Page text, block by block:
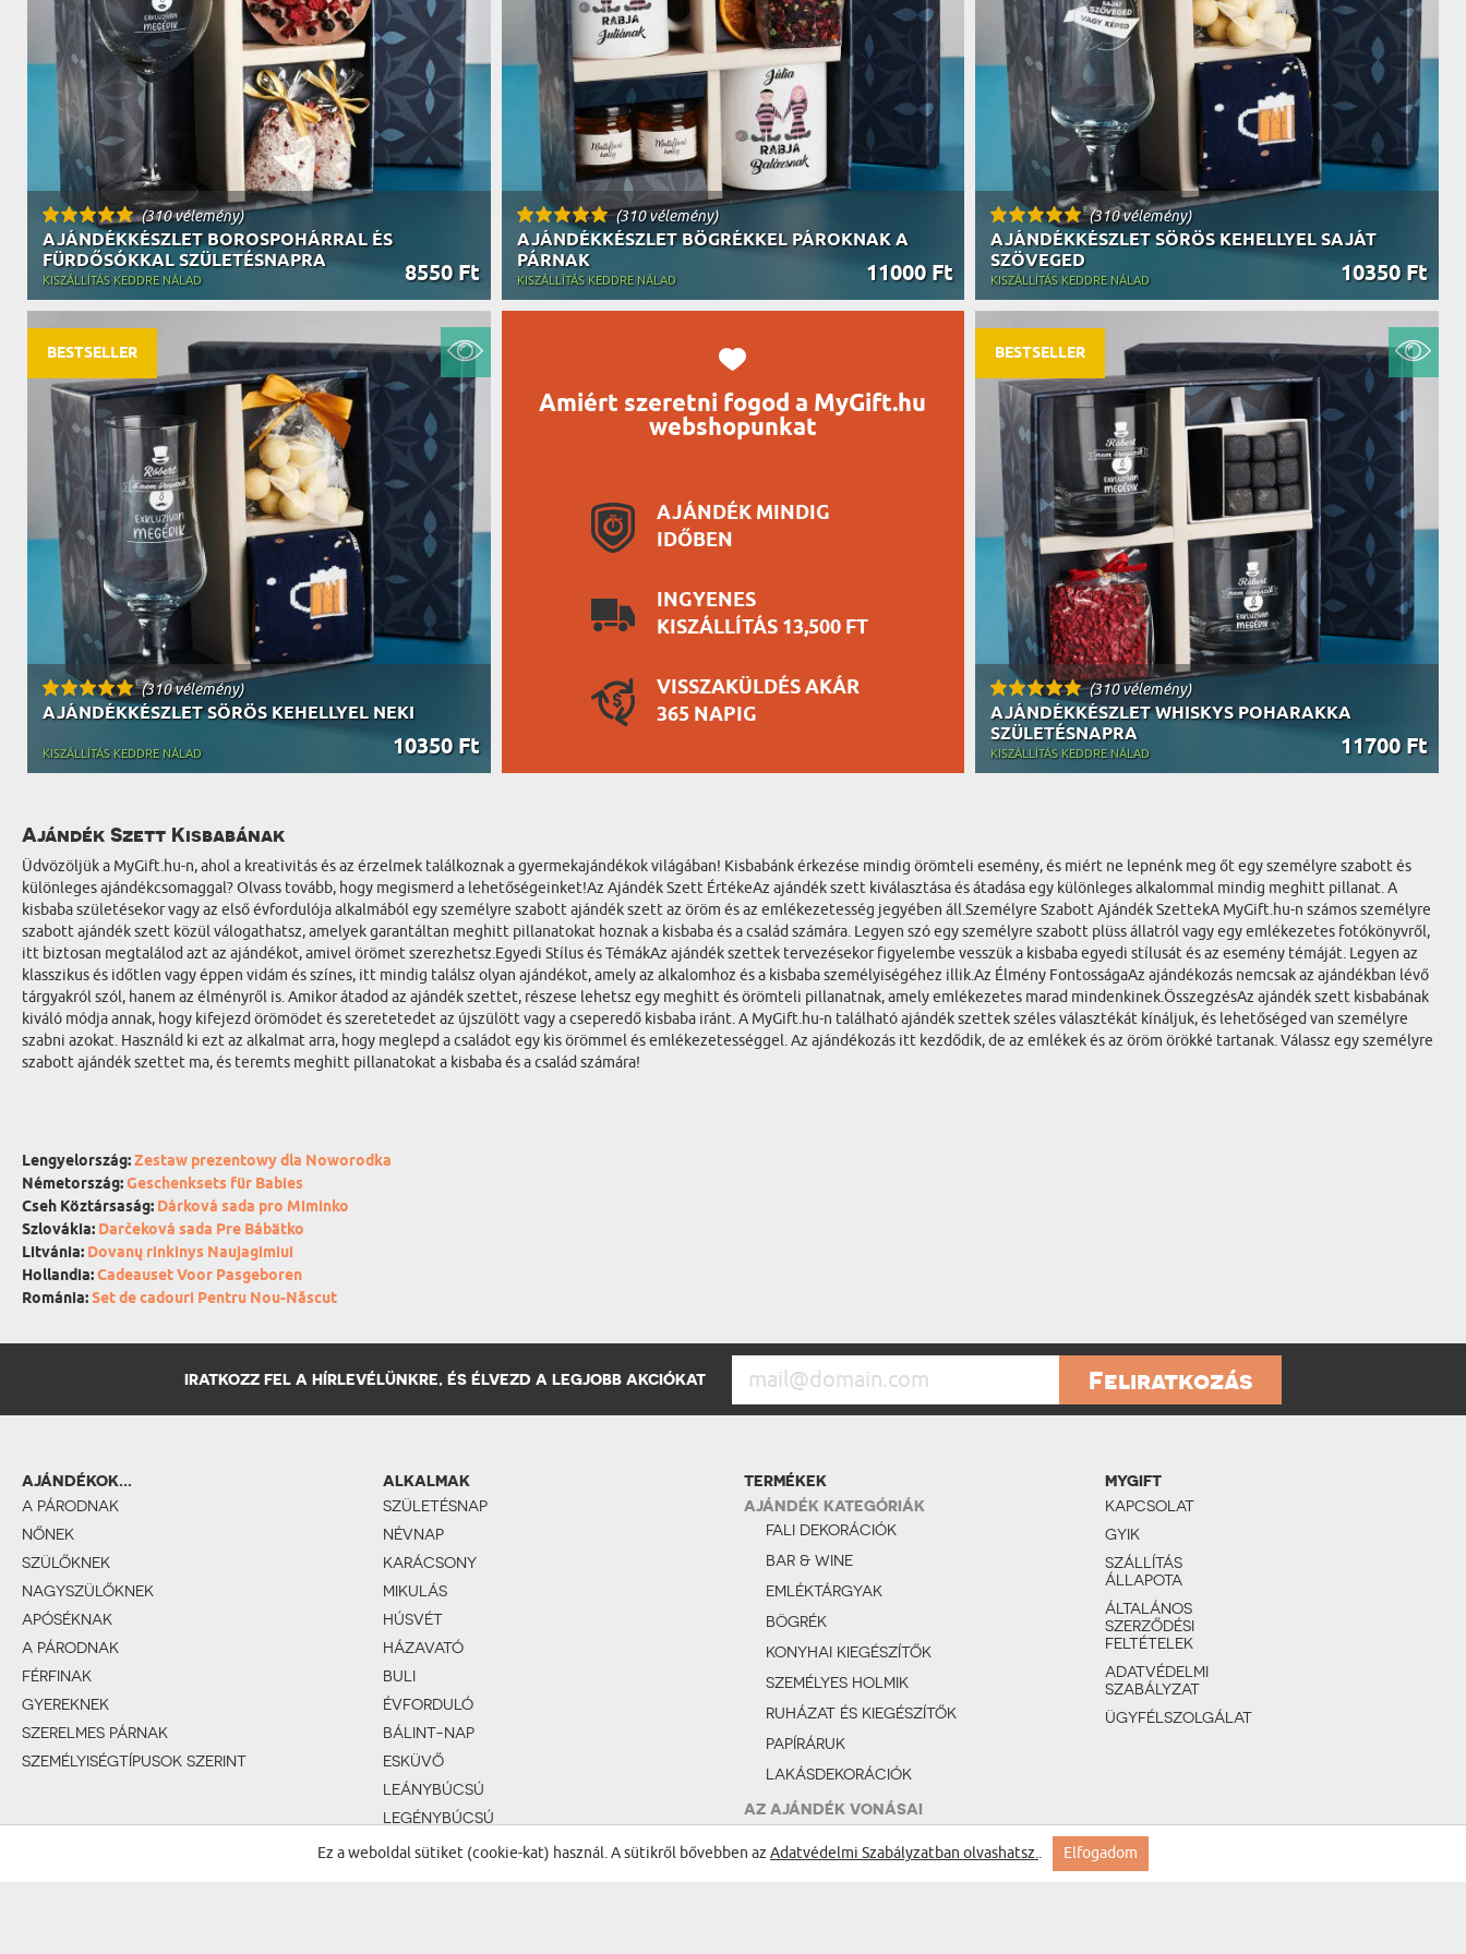
APÓSÉKNAK
UTAZÓNAK
BICIKLISTÁNAK
IDŐSEBBNEK
SPORTOLÓNAK
TŰZOLTÓNAK
FŐNÖKNEK
HORGÁSZNAK
VICCELŐDŐNEK
ÉLELMISZEREK
AZ AJÁNDÉK VONÁSAI
(310 vélemény)
AJÁNDÉKKÉSZLET BOROSPOHÁRRAL ÉS
FÜRDŐSÓKKAL SZÜLETÉSNAPRA
8550 Ft
KISZÁLLÍTÁS KEDDRE NÁLAD
(310 vélemény)
AJÁNDÉKKÉSZLET BÖGRÉKKEL PÁROKNAK A
PÁRNAK
11000 Ft
KISZÁLLÍTÁS KEDDRE NÁLAD
Amiért szeretni fogod a MyGift.hu
webshopunkat
AJÁNDÉK MINDIG
IDŐBEN
INGYENES
KISZÁLLÍTÁS 13,500 FT
VISSZAKÜLDÉS AKÁR
365 NAPIG
(310 vélemény)
AJÁNDÉKKÉSZLET SÖRÖS KEHELLYEL SAJÁT
SZÖVEGED
10350 Ft
KISZÁLLÍTÁS KEDDRE NÁLAD
(310 vélemény)
AJÁNDÉKKÉSZLET SÖRÖS KEHELLYEL NEKI
10350 Ft
KISZÁLLÍTÁS KEDDRE NÁLAD
BESTSELLER
(310 vélemény)
AJÁNDÉKKÉSZLET WHISKYS POHARAKKA
SZÜLETÉSNAPRA
11700 Ft
KISZÁLLÍTÁS KEDDRE NÁLAD
BESTSELLER
Ajándék Szett Kisbabának
Üdvözöljük a MyGift.hu-n, ahol a kreativitás és az érzelmek találkoznak a gyermekajándékok világában! Kisbabánk érkezése mindig örömteli esemény, és miért ne lepnénk meg őt egy személyre szabott és
különleges ajándékcsomaggal? Olvass tovább, hogy megismerd a lehetőségeinket!Az Ajándék Szett ÉrtékeAz ajándék szett kiválasztása és átadása egy különleges alkalommal mindig meghitt pillanat. A
kisbaba születésekor vagy az első évfordulója alkalmából egy személyre szabott ajándék szett az öröm és az emlékezetesség jegyében áll.Személyre Szabott Ajándék SzettekA MyGift.hu-n számos személyre
szabott ajándék szett közül válogathatsz, amelyek garantáltan meghitt pillanatokat hoznak a kisbaba és a család számára. Legyen szó egy személyre szabott plüss állatról vagy egy emlékezetes fotókönyvről,
itt biztosan megtalálod azt az ajándékot, amivel örömet szerezhetsz.Egyedi Stílus és TémákAz ajándék szettek tervezésekor figyelembe vesszük a kisbaba egyedi stílusát és az esemény témáját. Legyen az
klasszikus és időtlen vagy éppen vidám és színes, itt mindig találsz olyan ajándékot, amely az alkalomhoz és a kisbaba személyiségéhez illik.Az Élmény FontosságaAz ajándékozás nemcsak az ajándékban lévő
tárgyakról szól, hanem az élményről is. Amikor átadod az ajándék szettet, részese lehetsz egy meghitt és örömteli pillanatnak, amely emlékezetes marad mindenkinek.ÖsszegzésAz ajándék szett kisbabának
kiváló módja annak, hogy kifejezd örömödet és szeretetedet az újszülött vagy a cseperedő kisbaba iránt. A MyGift.hu-n található ajándék szettek széles választékát kínáljuk, és lehetőséged van személyre
szabni azokat. Használd ki ezt az alkalmat arra, hogy meglepd a családot egy kis örömmel és emlékezetességgel. Az ajándékozás itt kezdődik, de az emlékek és az öröm örökké tartanak. Válassz egy személyre
szabott ajándék szettet ma, és teremts meghitt pillanatokat a kisbaba és a család számára!
Lengyelország:Zestaw prezentowy dla Noworodka
Németország:Geschenksets für Babies
Cseh Köztársaság: Dárková sada pro Miminko
Szlovákia: Darčeková sada Pre Bábätko
Litvánia: Dovanų rinkinys Naujagimiui
Hollandia:Cadeauset Voor Pasgeboren
Románia:Set de cadouri Pentru Nou-Născut
IRATKOZZ FEL A HÍRLEVÉLÜNKRE, ÉS ÉLVEZD A LEGJOBB AKCIÓKAT Feliratkozás
AJÁNDÉKOK...
A PÁRODNAK
NŐNEK
SZÜLŐKNEK
NAGYSZÜLŐKNEK
APÓSÉKNAK
A PÁRODNAK
FÉRFINAK
GYEREKNEK
SZERELMES PÁRNAK
SZEMÉLYISÉGTÍPUSOK SZERINT
ALKALMAK
SZÜLETÉSNAP
NÉVNAP
KARÁCSONY
MIKULÁS
HÚSVÉT
HÁZAVATÓ
BULI
ÉVFORDULÓ
BÁLINT-NAP
ESKÜVŐ
LEÁNYBÚCSÚ
LEGÉNYBÚCSÚ
BABASZÜLETÉS
TERMÉKEK
AJÁNDÉK KATEGÓRIÁK
FALI DEKORÁCIÓK
BAR & WINE
EMLÉKTÁRGYAK
BÖGRÉK
KONYHAI KIEGÉSZÍTŐK
SZEMÉLYES HOLMIK
RUHÁZAT ÉS KIEGÉSZÍTŐK
PAPÍRÁRUK
LAKÁSDEKORÁCIÓK
AZ AJÁNDÉK VONÁSAI
ROMANTIKUS
MYGIFT
KAPCSOLAT
GYIK
SZÁLLÍTÁS
ÁLLAPOTA
ÁLTALÁNOS
SZERZŐDÉSI
FELTÉTELEK
ADATVÉDELMI
SZABÁLYZAT
ÜGYFÉLSZOLGÁLAT
Ez a weboldal sütiket (cookie-kat) használ. A sütikről bővebben az Adatvédelmi Szabályzatban olvashatsz.. Elfogadom